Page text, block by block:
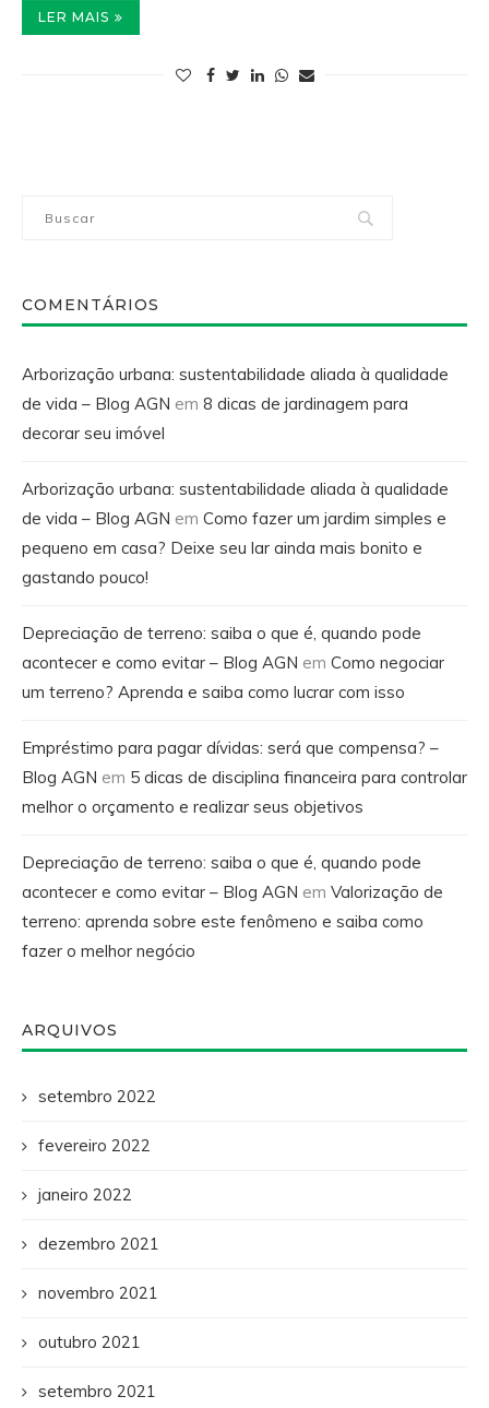
LER MAIS
COMENTÁRIOS
Arborização urbana: sustentabilidade aliada à qualidade
de vida – Blog AGN em 8 dicas de jardinagem para
decorar seu imóvel
Arborização urbana: sustentabilidade aliada à qualidade
de vida – Blog AGN em Como fazer um jardim simples e
pequeno em casa? Deixe seu lar ainda mais bonito e
gastando pouco!
Depreciação de terreno: saiba o que é, quando pode
acontecer e como evitar – Blog AGN em Como negociar
um terreno? Aprenda e saiba como lucrar com isso
Empréstimo para pagar dívidas: será que compensa? –
Blog AGN em 5 dicas de disciplina financeira para controlar
melhor o orçamento e realizar seus objetivos
Depreciação de terreno: saiba o que é, quando pode
acontecer e como evitar – Blog AGN em Valorização de
terreno: aprenda sobre este fenômeno e saiba como
fazer o melhor negócio
ARQUIVOS
setembro 2022
fevereiro 2022
janeiro 2022
dezembro 2021
novembro 2021
outubro 2021
setembro 2021